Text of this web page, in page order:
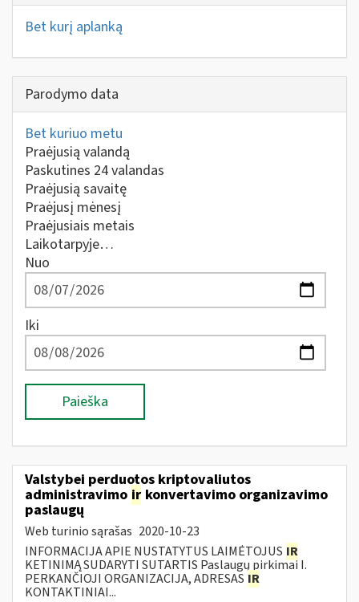
Bet kurį aplanką
Parodymo data
Bet kuriuo metu
Praėjusią valandą
Paskutines 24 valandas
Praėjusią savaitę
Praėjusį mėnesį
Praėjusiais metais
Laikotarpyje…
Nuo
Iki
Paieška
Valstybei perduotos kriptovaliutos
administravimo ir konvertavimo organizavimo
paslaugų
Web turinio sąrašas 2020-10-23
INFORMACIJA APIE NUSTATYTUS LAIMĖTOJUS IR
KETINIMĄ SUDARYTI SUTARTIS Paslaugų pirkimai I.
PERKANČIOJI ORGANIZACIJA, ADRESAS IR
KONTAKTINIAI...